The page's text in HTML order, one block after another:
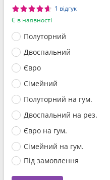
1 відгук
Є в наявності
Полуторний
Двоспальний
Євро
Сімейний
Полуторний на гум.
Двоспальний на рез.
Євро на гум.
Сімейний на гум.
Під замовлення